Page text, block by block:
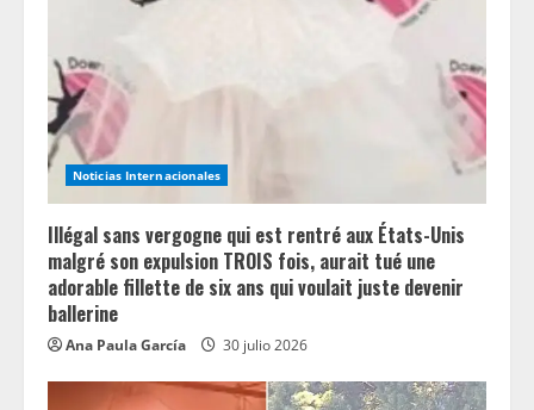
Noticias Internacionales
Illégal sans vergogne qui est rentré aux États-Unis
malgré son expulsion TROIS fois, aurait tué une
adorable fillette de six ans qui voulait juste devenir
ballerine
Ana Paula García 30 julio 2026